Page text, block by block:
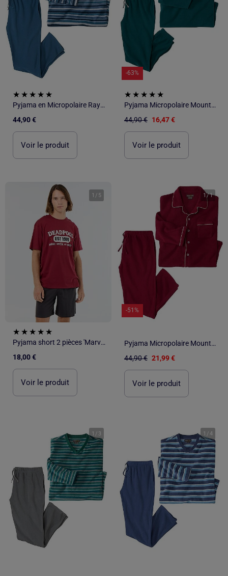
Pyjama en Micropolaire Rayé - ATLAS FOR MEN
44,90 €
Voir le produit
-63%
Pyjama Micropolaire Mountain - ATLAS FOR MEN
44,90 € 16,47 €
Voir le produit
1 / 5
Pyjama short 2 pièces 'Marvel'
18,00 €
Voir le produit
1 /1
-51%
Pyjama Micropolaire Mountain - ATLAS FOR MEN
44,90 € 21,99 €
Voir le produit
1 / 3 1 /4